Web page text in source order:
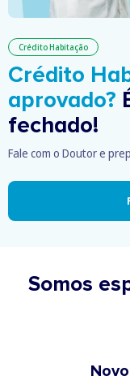
Crédito Habitação
Crédito
aprovado?
fechado!
Fale com o Doutor e
Somos